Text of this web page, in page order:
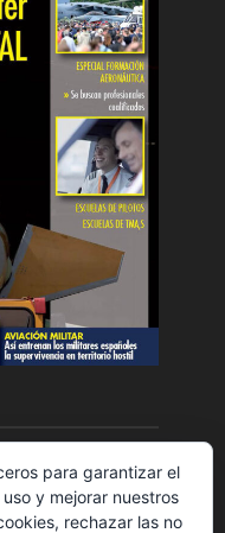
para garantizar el
y mejorar nuestros
rechazar las no